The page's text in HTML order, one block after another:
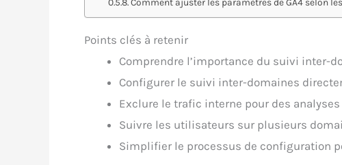
Points clés à retenir
Comprendre l’importance du suivi inter-
Configurer le suivi inter-domaines
Exclure le trafic interne pour des
Suivre les utilisateurs sur plusieurs
Simplifier le processus de configuration